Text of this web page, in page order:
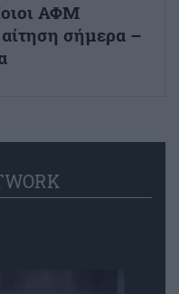
ΑΦΜ
σήμερα –